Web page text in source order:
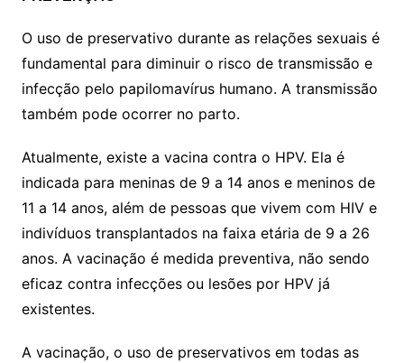
O uso de preservativo durante as relações sexuais é
fundamental para diminuir o risco de transmissão e
infecção pelo papilomavírus humano. A transmissão
também pode ocorrer no parto.
Atualmente, existe a vacina contra o HPV. Ela é
indicada para meninas de 9 a 14 anos e meninos de
11 a 14 anos, além de pessoas que vivem com HIV e
indivíduos transplantados na faixa etária de 9 a 26
anos. A vacinação é medida preventiva, não sendo
eficaz contra infecções ou lesões por HPV já
existentes.
A vacinação, o uso de preservativos em todas as